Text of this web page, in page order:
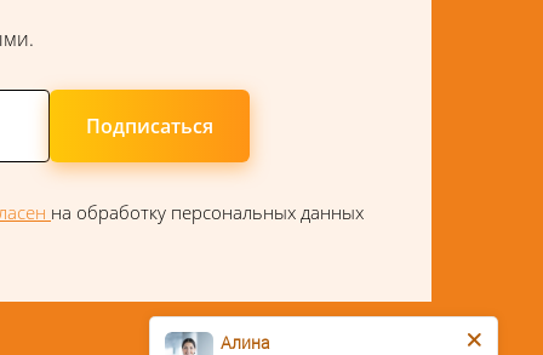
Подписаться
на обработку персональных данных
Алина